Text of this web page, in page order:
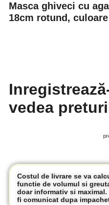
Masca ghiveci cu
18cm rotund,
vedea
Costul de livrare se va
functie de volumul si
doar informativ si
fi comunicat dupa